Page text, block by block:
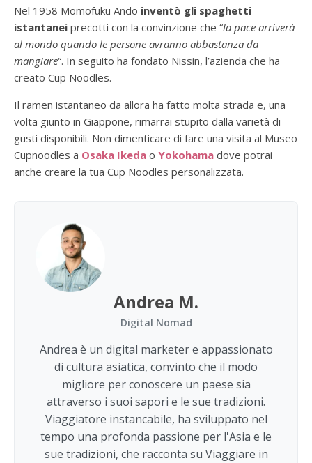
Nel 1958 Momofuku Ando inventò gli spaghetti
istantanei precotti con la convinzione che “la pace arriverà
al mondo quando le persone avranno abbastanza da
mangiare“. In seguito ha fondato Nissin, l’azienda che ha
creato Cup Noodles.
Il ramen istantaneo da allora ha fatto molta strada e, una
volta giunto in Giappone, rimarrai stupito dalla varietà di
gusti disponibili. Non dimenticare di fare una visita al Museo
Cupnoodles a Osaka Ikeda o Yokohama dove potrai
anche creare la tua Cup Noodles personalizzata.
Andrea M.
Digital Nomad
Andrea è un digital marketer e appassionato
di cultura asiatica, convinto che il modo
migliore per conoscere un paese sia
attraverso i suoi sapori e le sue tradizioni.
Viaggiatore instancabile, ha sviluppato nel
tempo una profonda passione per l'Asia e le
sue tradizioni, che racconta su Viaggiare in